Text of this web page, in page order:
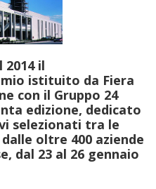
2014 il
istituito da Fiera
con il Gruppo 24
edizione, dedicato
selezionati tra le
oltre 400 aziende
dal 23 al 26 gennaio